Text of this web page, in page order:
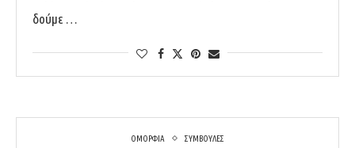
δούμε …
ΟΜΟΡΦΙΑ ΣΥΜΒΟΥΛΕΣ